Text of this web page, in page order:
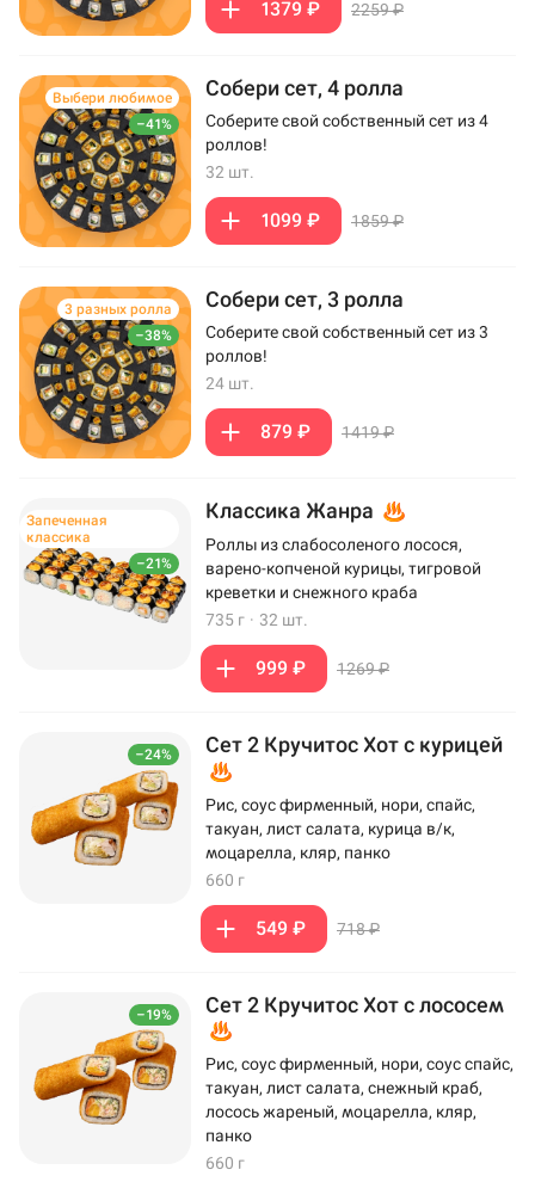
1379 ₽ 2259 ₽
–41%
Выбери любимое Собери сет, 4 ролла
Соберите свой собственный сет из 4
роллов!
32 шт.
1099 ₽ 1859 ₽
–38%
3 разных ролла Собери сет, 3 ролла
Соберите свой собственный сет из 3
роллов!
24 шт.
879 ₽ 1419 ₽
–21%
Запеченная
классика
Классика Жанра
Роллы из слабосоленого лосося,
варено-копченой курицы, тигровой
креветки и снежного краба
735 г · 32 шт.
999 ₽ 1269 ₽
–24% Сет 2 Кручитос Хот с курицей
Рис, соус фирменный, нори, спайс,
такуан, лист салата, курица в/к,
моцарелла, кляр, панко
660 г
549 ₽ 718 ₽
–19% Сет 2 Кручитос Хот с лососем
Рис, соус фирменный, нори, соус спайс,
такуан, лист салата, снежный краб,
лосось жареный, моцарелла, кляр,
панко
660 г